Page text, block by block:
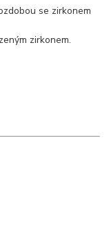
se zirkonem
zirkonem.